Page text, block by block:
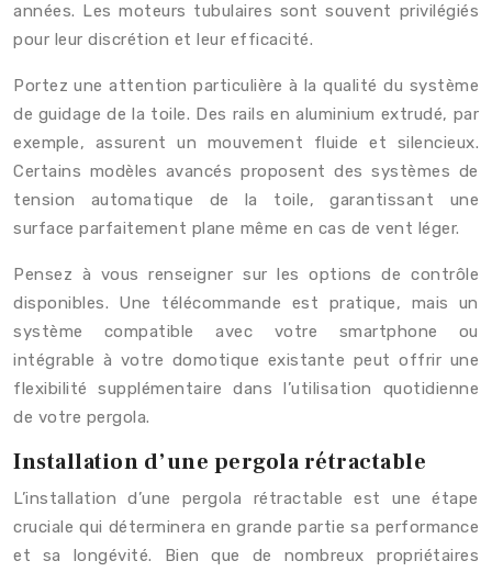
années. Les moteurs tubulaires sont souvent privilégiés
pour leur discrétion et leur efficacité.
Portez une attention particulière à la qualité du système
de guidage de la toile. Des rails en aluminium extrudé, par
exemple, assurent un mouvement fluide et silencieux.
Certains modèles avancés proposent des systèmes de
tension automatique de la toile, garantissant une
surface parfaitement plane même en cas de vent léger.
Pensez à vous renseigner sur les options de contrôle
disponibles. Une télécommande est pratique, mais un
système compatible avec votre smartphone ou
intégrable à votre domotique existante peut offrir une
flexibilité supplémentaire dans l’utilisation quotidienne
de votre pergola.
Installation d’une pergola rétractable
L’installation d’une pergola rétractable est une étape
cruciale qui déterminera en grande partie sa performance
et sa longévité. Bien que de nombreux propriétaires